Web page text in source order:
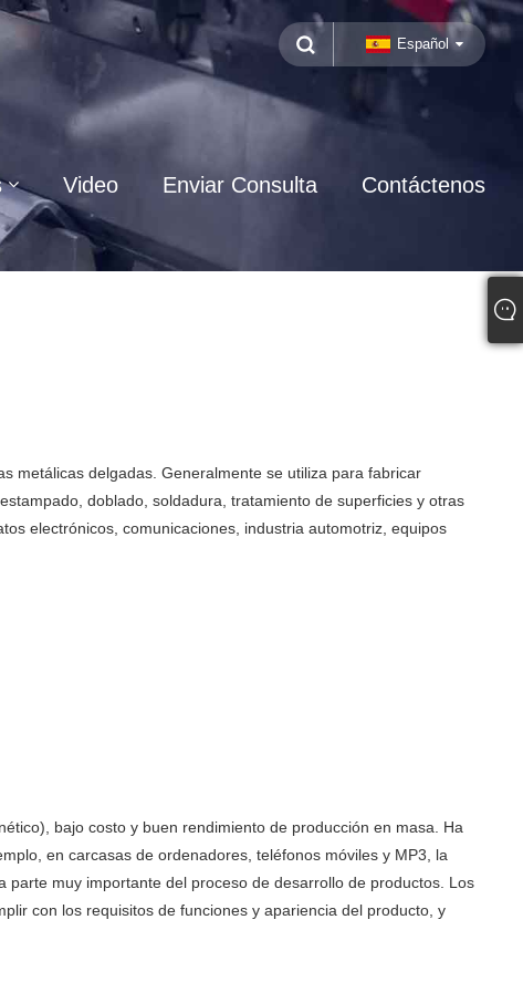
Español
Video Enviar Consulta Contáctenos
metálicas delgadas. Generalmente se utiliza para fabricar
doblado, soldadura, tratamiento de superficies y otras
electrónicos, comunicaciones, industria automotriz, equipos
bajo costo y buen rendimiento de producción en masa. Ha
en carcasas de ordenadores, teléfonos móviles y MP3, la
muy importante del proceso de desarrollo de productos. Los
con los requisitos de funciones y apariencia del producto, y